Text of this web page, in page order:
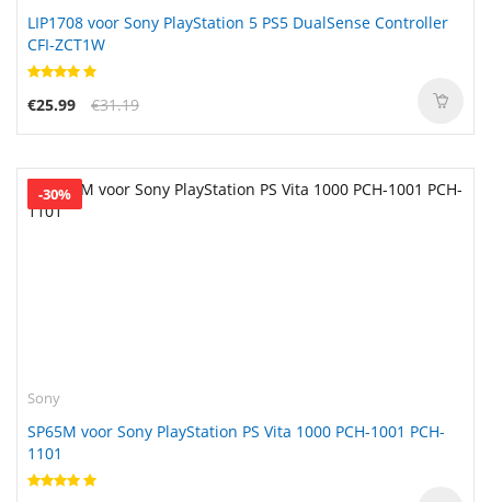
LIP1708 voor Sony PlayStation 5 PS5 DualSense Controller
CFI-ZCT1W
€25.99 €31.19
-30%
Sony
SP65M voor Sony PlayStation PS Vita 1000 PCH-1001 PCH-
1101